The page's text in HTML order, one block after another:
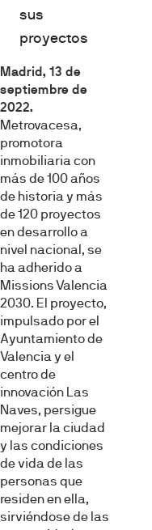
sus
proyectos
Madrid, 13 de
septiembre de
2022.
Metrovacesa,
promotora
inmobiliaria con
más de 100 años
de historia y más
de 120 proyectos
en desarrollo a
nivel nacional, se
ha adherido a
Missions Valencia
2030. El proyecto,
impulsado por el
Ayuntamiento de
Valencia y el
centro de
innovación Las
Naves, persigue
mejorar la ciudad
y las condiciones
de vida de las
personas que
residen en ella,
sirviéndose de las